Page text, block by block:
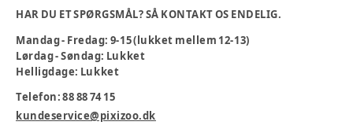
sidder godt uden at stramme. Det diskrete hummel-logo på
både hverdag og festlige lejligheder. De er nemme at
kombinere med både kjoler, tunikaer og t-shirts, og kan
bruges året rundt.
Materialesammensætning
Tøj størrelse:62 cm / 3 mdr.
HAR DU ET SPØRGSMÅL? SÅ KONTAKT OS ENDELIG.
Mandag - Fredag: 9-15 (lukket mellem 12-13)
Lørdag - Søndag: Lukket
Helligdage: Lukket
Telefon: 88 88 74 15
kundeservice@pixizoo.dk